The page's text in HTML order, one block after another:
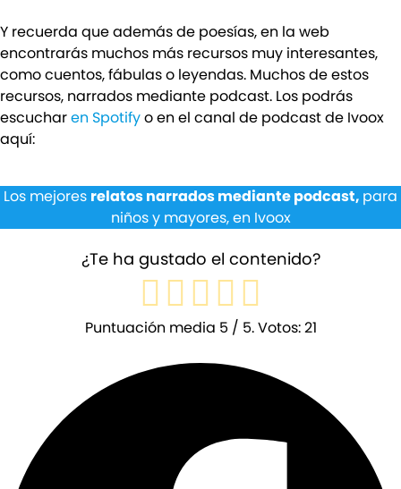
Y recuerda que además de poesías, en la web
encontrarás muchos más recursos muy interesantes,
como cuentos, fábulas o leyendas. Muchos de estos
recursos, narrados mediante podcast. Los podrás
escucharen Spotifyo en el canal de podcast de Ivoox
aquí:
Los mejores relatos narrados mediante podcast, para
niños y mayores, en Ivoox
¿Te ha gustado el contenido?
Puntuación media 5 / 5. Votos:21